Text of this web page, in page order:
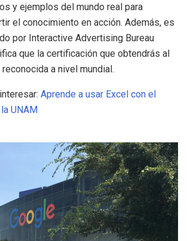
y ejemplos del mundo real para
el conocimiento en acción. Además, es
por Interactive Advertising Bureau
que la certificación que obtendrás al
a nivel mundial.
Aprende a usar Excel con el
UNAM